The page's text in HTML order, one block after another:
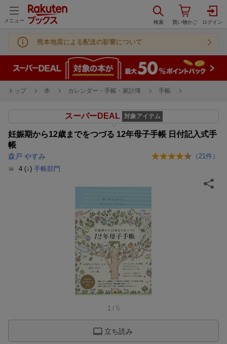
メニュー
熊本地震による配送の影響について
トップ 本 カレンダー・手帳・家計簿 手帳
スーパーDEAL 対象アイテム
妊娠期から12歳までをつづる 12年母子手帳 日付記入式手
帳
森戸 やすみ （ 21 件）
4 (↓) 手帳部門
1 / 5
立ち読み